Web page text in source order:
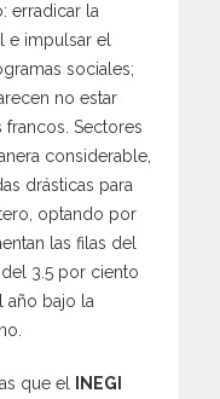
erradicar la
e impulsar el
sociales;
no estar
Sectores
considerable,
drásticas para
optando por
las filas del
3.5 por ciento
año bajo la
que el
INEGI